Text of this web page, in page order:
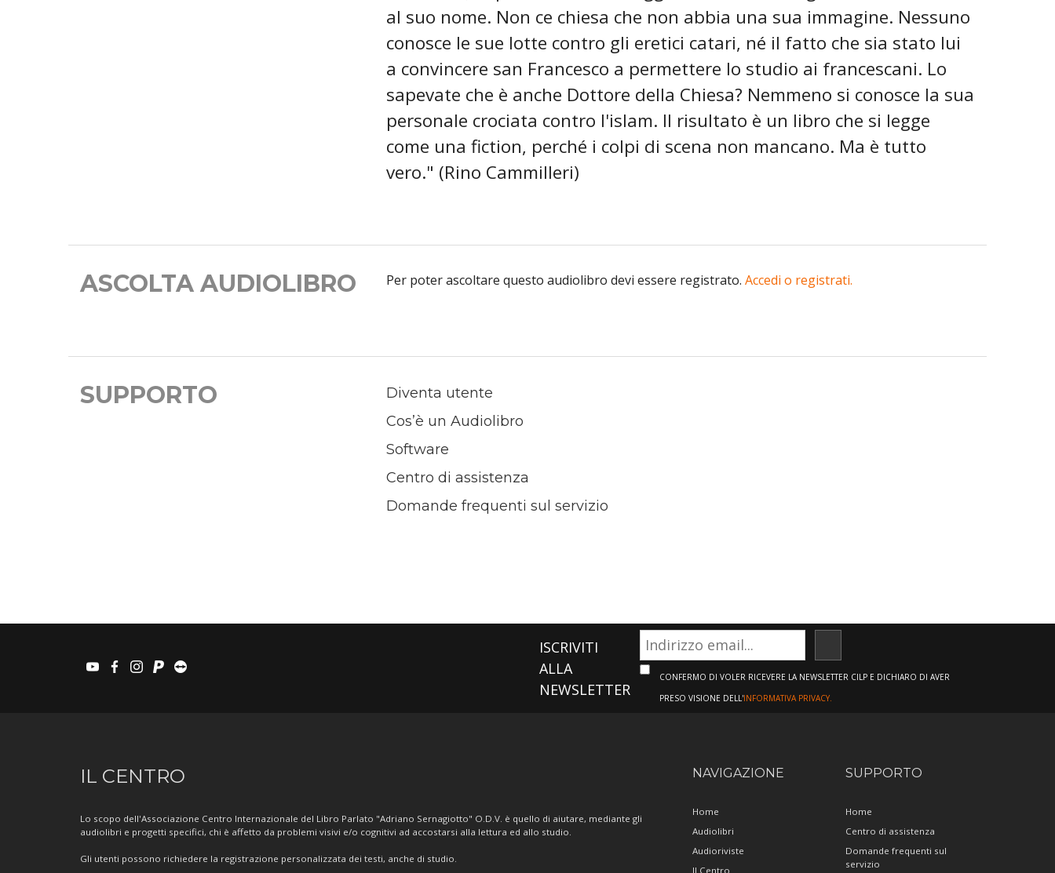
al suo nome. Non ce chiesa che non abbia una sua immagine. Nessuno
conosce le sue lotte contro gli eretici catari, né il fatto che sia stato lui
a convincere san Francesco a permettere lo studio ai francescani. Lo
sapevate che è anche Dottore della Chiesa? Nemmeno si conosce la sua
personale crociata contro l'islam. Il risultato è un libro che si legge
come una fiction, perché i colpi di scena non mancano. Ma è tutto
vero." (Rino Cammilleri)
ASCOLTA AUDIOLIBRO Per poter ascoltare questo audiolibro devi essere registrato. Accedi o registrati.
SUPPORTO
Diventa utente
Cos’è un Audiolibro
Software
Centro di assistenza
Domande frequenti sul servizio
youtubefacebook
instagram
paypalteamviewer
ISCRIVITI
ALLA
NEWSLETTER
CONFERMO DI VOLER RICEVERE LA NEWSLETTER CILP E DICHIARO DI AVER
PRESO VISIONE DELL'INFORMATIVA PRIVACY.
Informazioni
IL CENTRO
Lo scopo dell'Associazione Centro Internazionale del Libro Parlato "Adriano Sernagiotto" O.D.V. è quello di aiutare, mediante gli
audiolibri e progetti specifici, chi è affetto da problemi visivi e/o cognitivi ad accostarsi alla lettura ed allo studio.
Gli utenti possono richiedere la registrazione personalizzata dei testi, anche di studio.
NAVIGAZIONE
Home
Audiolibri
Audioriviste
Il Centro
SUPPORTO
Home
Centro di assistenza
Domande frequenti sul
servizio